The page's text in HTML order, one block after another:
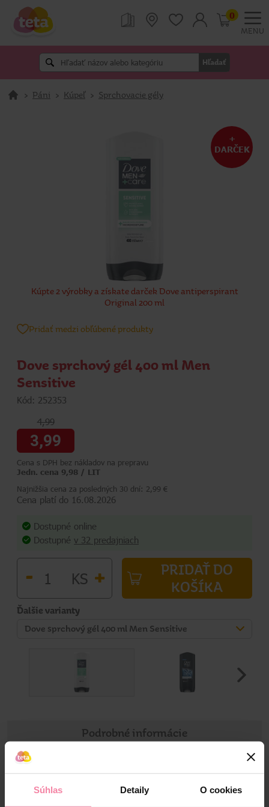
Súhlas Detaily O cookies
MENU
Hľadať
0
> Páni > Kúpeľ > Sprchovacie gély
+
DARČEK
Kúpte 2 výrobky a získate darček Dove antiperspirant
Original 200 ml
Pridať medzi obľúbené produkty
Dove sprchový gél 400 ml Men
Sensitive
Kód: 252353
4,99
3,99
Cena s DPH bez nákladov na prepravu
Jedn. cena 9,98 / LIT
Najnižšia cena za posledných 30 dní: 2,99 €
Cena platí do 16.08.2026
Dostupné online
Dostupné v 32 predajniach
- KS +
PRIDAŤ DO
KOŠÍKA
Ďalšie varianty
Dove sprchový gél 400 ml Men Sensitive
Podrobné informácie
Informácie o výrobku
Jedinečné zloženie sprchovacieho gélu Dove Men+Care